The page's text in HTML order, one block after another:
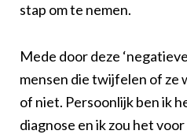
stap om te nemen.
Mede door deze
mensen die twijfelen of ze
of niet. Persoonlijk ben ik
diagnose en ik zou het